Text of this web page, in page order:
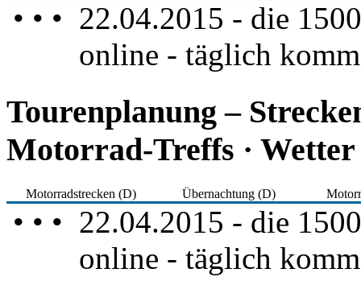
• • • 22.04.2015 - die
online - täglich
Tourenplanung –
Motorrad-Treffs · Wetter
Motorradstrecken (D) Übernachtung (D)
• • • 22.04.2015 - die
online - täglich